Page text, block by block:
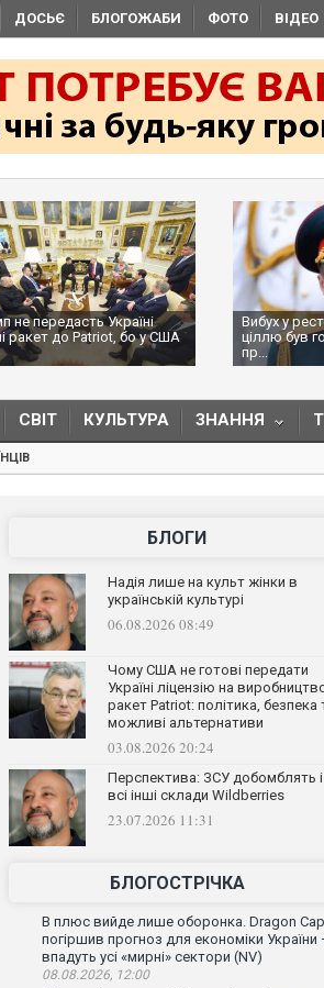
ДОСЬЄ БЛОГОЖАБИ ФОТО ВІДЕО
не передасть Україні
ракет до Patriot, бо у США
Вибух у
ціллю був
пр...
СВІТ КУЛЬТУРА ЗНАННЯ
БЛОГИ
Надія лише на культ жінки в
українській культурі
06.08.2026 08:49
Чому США не готові передати
Україні ліцензію на
ракет Patriot: політика, безпека
можливі альтернативи
03.08.2026 20:24
Перспектива: ЗСУ добомблять і
всі інші склади Wildberries
23.07.2026 11:31
БЛОГОСТРІЧКА
В плюс вийде лише оборонка. Dragon
погіршив прогноз для економіки України
впадуть усі «мирні» сектори (NV)
08.08.2026, 12:00